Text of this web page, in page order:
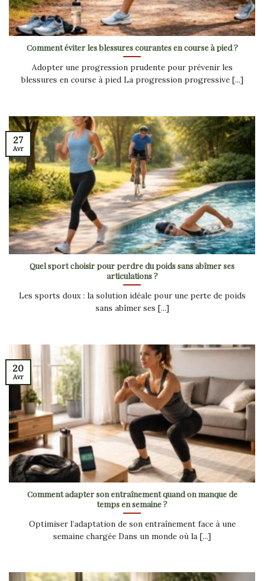
Comment éviter les blessures courantes en course à pied ?
Adopter une progression prudente pour prévenir les
blessures en course à pied La progression progressive [...]
Quel sport choisir pour perdre du poids sans abîmer ses
articulations ?
Les sports doux : la solution idéale pour une perte de poids
sans abîmer ses [...]
27
Avr
Comment adapter son entraînement quand on manque de
temps en semaine ?
Optimiser l’adaptation de son entraînement face à une
semaine chargée Dans un monde où la [...]
20
Avr